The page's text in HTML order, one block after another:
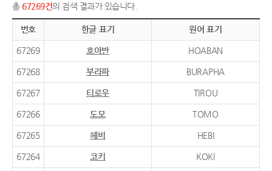
총 67269건의 검색 결과가 있습니다.
번호 한글 표기 원어 표기
67269 호아반 HOABAN
67268 부라파 BURAPHA
67267 티로우 TIROU
67266 도모 TOMO
67265 헤비 HEBI
67264 코키 KOKI